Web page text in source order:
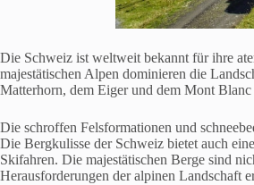
Die Schweiz ist weltweit bekannt für ihre
majestätischen Alpen dominieren die
Matterhorn, dem Eiger und dem Mont
Die schroffen Felsformationen und
Die Bergkulisse der Schweiz bietet auch
Skifahren. Die majestätischen Berge sind
Herausforderungen der alpinen Landschaft